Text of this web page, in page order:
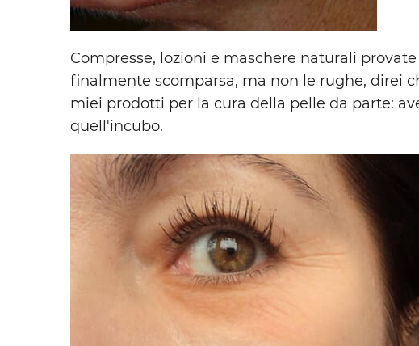
Compresse, lozioni e maschere naturali
finalmente scomparsa, ma non le rughe, direi
miei prodotti per la cura della pelle da parte:
quell'incubo.